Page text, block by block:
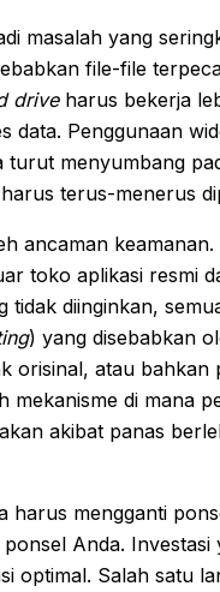
masalah yang
file-file
driveharus bekerja
data. Penggunaan
menyumbang
terus-menerus
ancaman
toko aplikasi resmi
tidak diinginkan,
) yang disebabkan
orisinal, atau
mekanisme di mana
akibat panas
harus mengganti
Anda.
optimal. Salah satu